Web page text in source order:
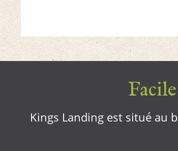
Kings Landing est situé au